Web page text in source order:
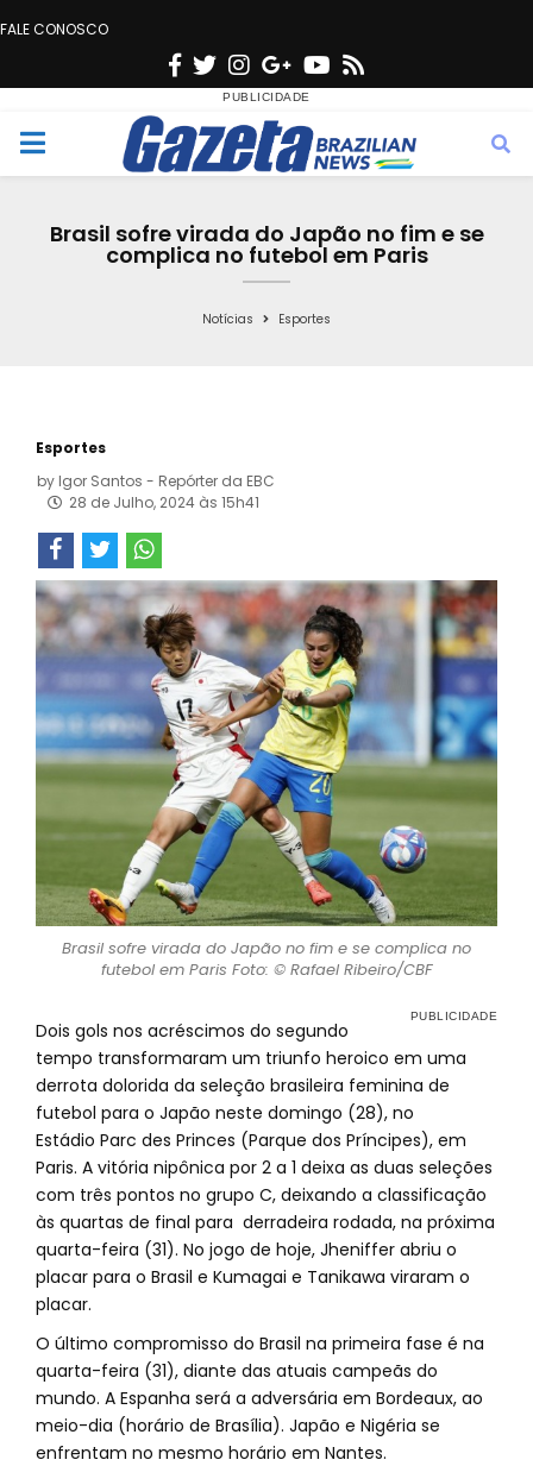
FALE CONOSCO
F
c
e
o
T
w
i
t
e
n
s
t
g
r
a
G
o
o
g
e
Y
u
t
b
s
M
Brasil sofre virada do Japão no fim e se
complica no futebol em Paris
Notícias Esportes
Esportes
by Igor Santos - Repórter da EBC
28 de Julho, 2024 às 15h41
Brasil sofre virada do Japão no fim e se complica no
futebol em Paris Foto: © Rafael Ribeiro/CBF
Dois gols nos acréscimos do segundo
tempo transformaram um triunfo heroico em uma
derrota dolorida da seleção brasileira feminina de
futebol para o Japão neste domingo (28), no
Estádio Parc des Princes (Parque dos Príncipes), em
Paris. A vitória nipônica por 2 a 1 deixa as duas seleções
com três pontos no grupo C, deixando a classificação
às quartas de final para derradeira rodada, na próxima
quarta-feira (31). No jogo de hoje, Jheniffer abriu o
placar para o Brasil e Kumagai e Tanikawa viraram o
placar.
O último compromisso do Brasil na primeira fase é na
quarta-feira (31), diante das atuais campeãs do
mundo. A Espanha será a adversária em Bordeaux, ao
meio-dia (horário de Brasília). Japão e Nigéria se
enfrentam no mesmo horário em Nantes.